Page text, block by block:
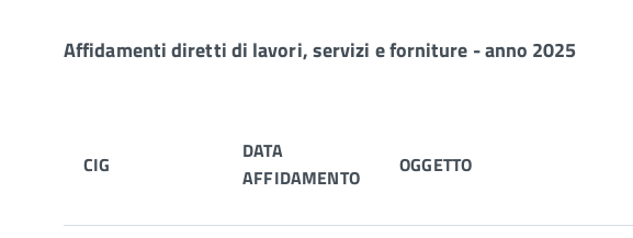
Affidamenti diretti di lavori, servizi e forniture - anno 2025
CIG
DATA
AFFIDAMENTO
OGGETTO